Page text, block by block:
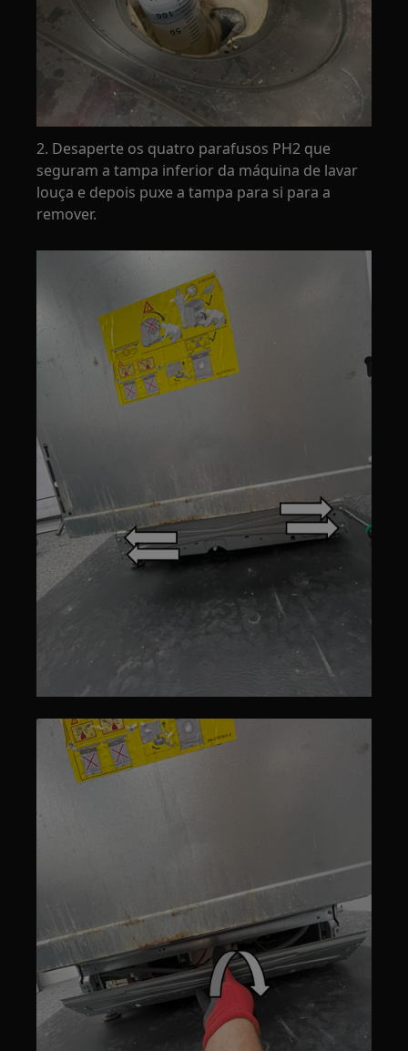
2. Desaperte os quatro parafusos PH2 que
seguram a tampa inferior da máquina de lavar
louça e depois puxe a tampa para si para a
remover.